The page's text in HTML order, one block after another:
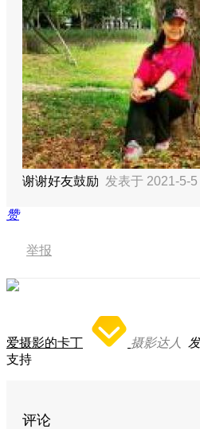
谢谢好友鼓励 发表于 2021-5-
赞
举报
爱摄影的卡丁 摄影达人
支持
评论